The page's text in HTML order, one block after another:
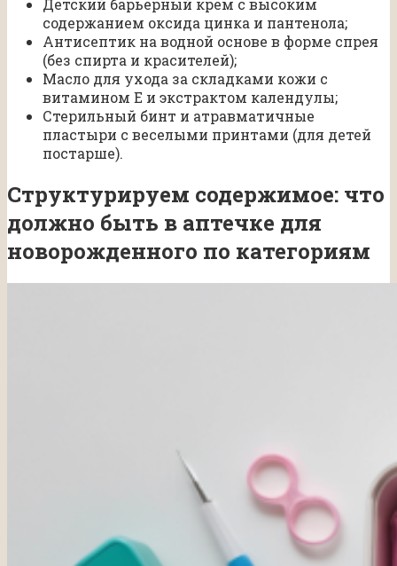
Детский барьерный крем с высоким
содержанием оксида цинка и пантенола;
Антисептик на водной основе в форме спрея
(без спирта и красителей);
Масло для ухода за складками кожи с
витамином Е и экстрактом календулы;
Стерильный бинт и атравматичные
пластыри с веселыми принтами (для детей
постарше).
Структурируем содержимое: что
должно быть в аптечке для
новорожденного по категориям